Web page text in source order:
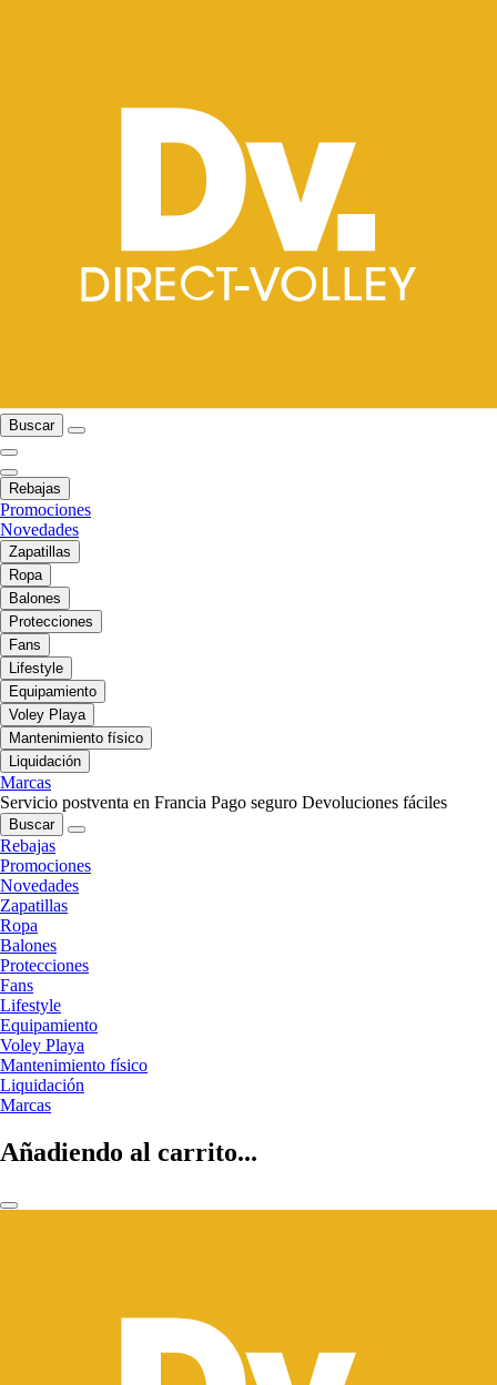
Buscar
Rebajas
Promociones
Novedades
Zapatillas
Ropa
Balones
Protecciones
Fans
Lifestyle
Equipamiento
Voley Playa
Mantenimiento físico
Liquidación
Marcas
Servicio postventa en Francia Pago seguro Devoluciones fáciles
Buscar
Rebajas
Promociones
Novedades
Zapatillas
Ropa
Balones
Protecciones
Fans
Lifestyle
Equipamiento
Voley Playa
Mantenimiento físico
Liquidación
Marcas
Añadiendo al carrito...